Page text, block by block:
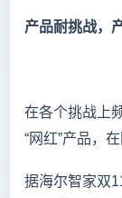
产品耐挑战，
在各个挑战上
“网红”产品，
据海尔智家双